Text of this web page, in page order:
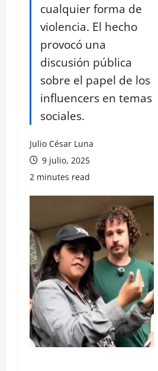
cualquier forma de
violencia. El hecho
provocó una
discusión pública
sobre el papel de los
influencers en temas
sociales.
Julio César Luna
9 julio, 2025
2 minutes read